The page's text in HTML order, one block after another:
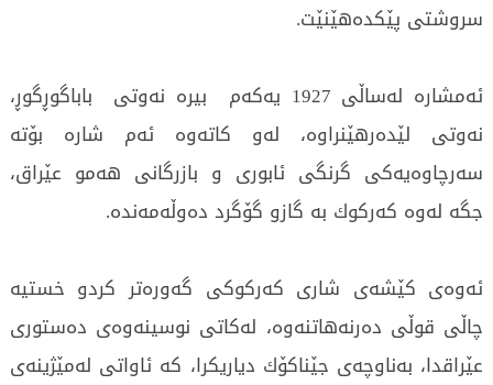
سروشتی‌ پێكده‌هێنێت.
ئه‌مشاره‌ له‌ساڵی‌ 1927 یه‌كه‌م بیره‌ نه‌وتی‌ باباگوڕگوڕ،
نه‌وتی‌ لێده‌رهێنراوه‌، له‌و كاته‌وه‌ ئه‌م شاره‌ بۆته‌
سه‌رچاوه‌یه‌كی‌ گرنگی‌ ئابوری‌ و بازرگانی‌ هه‌مو عێراق،
جگه‌ له‌وه‌ كه‌ركوك به‌ گازو گۆگرد ده‌وڵه‌مه‌نده‌.
ئه‌وه‌ی‌ كێشه‌ی‌ شاری‌ كه‌ركوكی‌ گه‌وره‌تر كردو خستیه‌
چاڵی‌ قوڵی‌ ده‌رنه‌هاتنه‌وه‌، له‌كاتی‌ نوسینه‌وه‌ی‌ ده‌ستوری‌
عێراقدا، به‌ناوچه‌ی‌ جێناكۆك دیاریكرا، كه‌ ئاواتی‌ له‌مێژینه‌ی‌